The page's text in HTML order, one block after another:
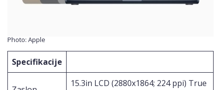
Photo: Apple
Specifikacije
15.3in LCD (2880x1864; 224 ppi) True